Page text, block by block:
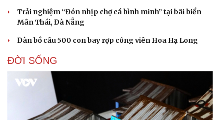
Vì cộng đồng
Chuyển đổi số
Trải nghiệm “Đón nhịp chợ cá bình minh” tại bãi biển
Mân Thái, Đà Nẵng
Đàn bồ câu 500 con bay rợp công viên Hoa Hạ Long
ĐỜI SỐNG